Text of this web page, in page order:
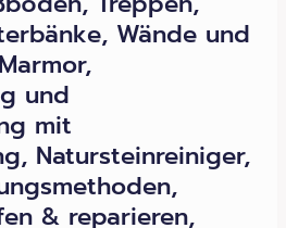
Wände und
und
mit
Natursteinreiniger,
& reparieren,